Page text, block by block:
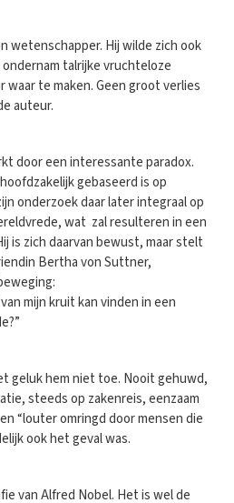
wetenschapper. Hij wilde zich ook
talrijke vruchteloze
te maken. Geen groot verlies
auteur.
door een interessante paradox.
gebaseerd is op
onderzoek daar later integraal op
wat zal resulteren in een
is zich daarvan bewust, maar stelt
Bertha von Suttner,
mijn kruit kan vinden in een
geluk hem niet toe. Nooit gehuwd,
steeds op zakenreis, eenzaam
“louter omringd door mensen die
ook het geval was.
van Alfred Nobel. Het is wel de